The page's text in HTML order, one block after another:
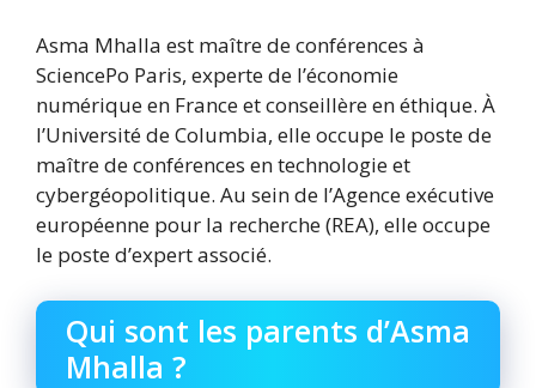
Asma Mhalla est maître de conférences à
SciencePo Paris, experte de l’économie
numérique en France et conseillère en éthique. À
l’Université de Columbia, elle occupe le poste de
maître de conférences en technologie et
cybergéopolitique. Au sein de l’Agence exécutive
européenne pour la recherche (REA), elle occupe
le poste d’expert associé.
Qui sont les parents d’Asma
Mhalla ?